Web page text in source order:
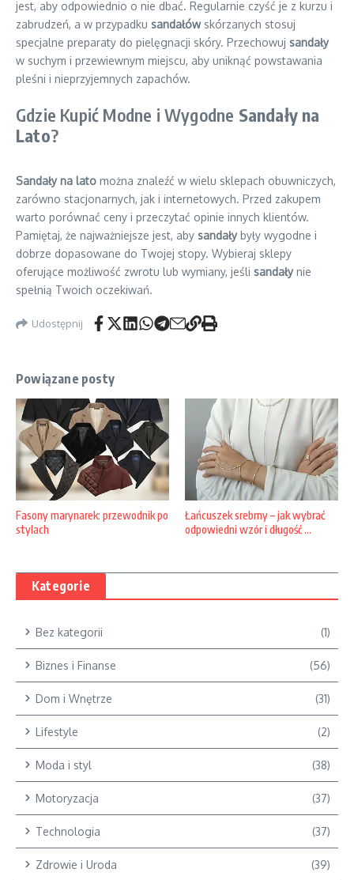
jest, aby odpowiednio o nie dbać. Regularnie czyść je z kurzu i
zabrudzeń, a w przypadku sandałówskórzanych stosuj
specjalne preparaty do pielęgnacji skóry. Przechowuj sandały
w suchym i przewiewnym miejscu, aby uniknąć powstawania
pleśni i nieprzyjemnych zapachów.
Gdzie Kupić Modne i Wygodne Sandały na
Lato?
Sandały na lato można znaleźć w wielu sklepach obuwniczych,
zarówno stacjonarnych, jak i internetowych. Przed zakupem
warto porównać ceny i przeczytać opinie innych klientów.
Pamiętaj, że najważniejsze jest, aby sandałybyły wygodne i
dobrze dopasowane do Twojej stopy. Wybieraj sklepy
oferujące możliwość zwrotu lub wymiany, jeśli sandałynie
spełnią Twoich oczekiwań.
Udostępnij
Powiązane posty
Fasony marynarek: przewodnik po
stylach
Łańcuszek srebrny – jak wybrać
odpowiedni wzór i długość ...
Kategorie
Bez kategorii (1)
Biznes i Finanse (56)
Dom i Wnętrze (31)
Lifestyle (2)
Moda i styl (38)
Motoryzacja (37)
Technologia (37)
Zdrowie i Uroda (39)